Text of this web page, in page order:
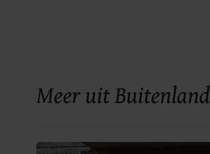
Meer uit Buitenland